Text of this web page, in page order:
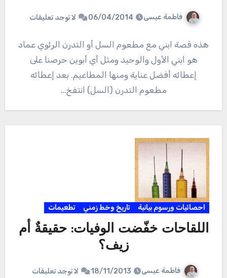
فاطمة عيسى 06/04/2014 لا توجد تعليقات
هذه قصة ابني مع مطعوم السل أو التدرن الرئوي عماد
هو ابني الأول والوحيد ومثل أي أبوين حرصنا على
إعطائه أفضل عناية ومنها المطاعيم. بعد إعطائه
مطعوم التدرن (السل) انتفخ…
احصائيات ورسوم بيانية تاريخ وخط زمني تطعيمات
اللقاحات خفّضت الوفيات: حقيقةٌ أم
زيف؟
فاطمة عيسى 18/11/2013 لا توجد تعليقات